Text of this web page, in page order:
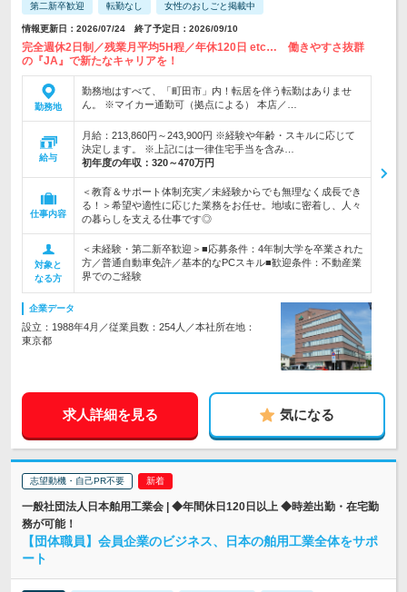
第二新卒歓迎 転勤なし 女性のおしごと掲載中
情報更新日：2026/07/24 終了予定日：2026/09/10
完全週休2日制／残業月平均5H程／年休120日 etc… 働きやすさ抜群
の『JA』で新たなキャリアを！
勤務地
勤務地はすべて、「町田市」内！転居を伴う転勤はありませ
ん。 ※マイカー通勤可（拠点による） 本店／…
給与
月給：213,860円～243,900円 ※経験や年齢・スキルに応じて
決定します。 ※上記には一律住宅手当を含み…
初年度の年収： 320～470万円
仕事内容
＜教育＆サポート体制充実／未経験からでも無理なく成長でき
る！＞希望や適性に応じた業務をお任せ。地域に密着し、人々
の暮らしを支える仕事です◎
対象と
なる方
＜未経験・第二新卒歓迎＞■応募条件：4年制大学を卒業された
方／普通自動車免許／基本的なPCスキル■歓迎条件：不動産業
界でのご経験
企業データ
設立：1988年4月／従業員数：254人／本社所在地：
東京都
求人詳細を見る 気になる
志望動機・自己PR不要
一般社団法人日本舶用工業会 | ◆年間休日120日以上 ◆時差出勤・在宅勤
務が可能！
【団体職員】会員企業のビジネス、日本の舶用工業全体をサポ
ート